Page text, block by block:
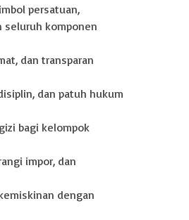
persatuan,
seluruh komponen
dan transparan
dan patuh hukum
bagi kelompok
impor, dan
dengan